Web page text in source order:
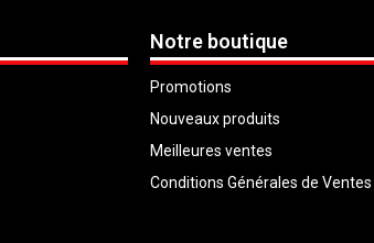
Notre boutique
Promotions
Nouveaux produits
Meilleures ventes
Conditions Générales de Ventes